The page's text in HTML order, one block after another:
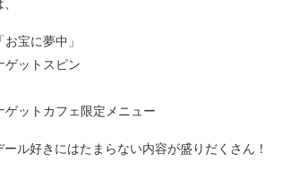
宝に夢中」
ゲットスピン
ゲットカフェ限定メニュー
ル好きにはたまらない内容が盛りだくさん！